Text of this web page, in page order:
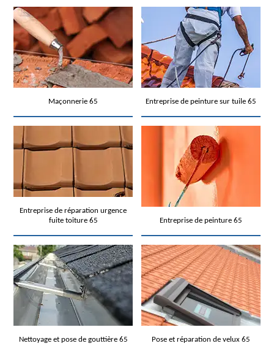
Maçonnerie 65 Entreprise de peinture sur tuile 65
Entreprise de réparation urgence
fuite toiture 65
Entreprise de peinture 65
Nettoyage et pose de gouttière 65 Pose et réparation de velux 65